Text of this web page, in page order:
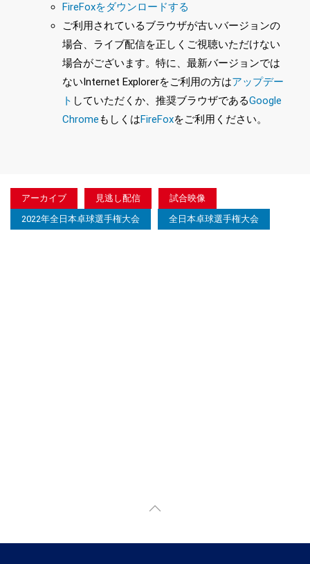
FireFoxをダウンロードする
ご利用されているブラウザが古いバージョンの
場合、ライブ配信を正しくご視聴いただけない
場合がございます。特に、最新バージョンでは
ないInternet Explorerをご利用の方はアップデー
ト していただくか、推奨ブラウザであるGoogle
ChromeもしくはFireFoxをご利用ください。
アーカイブ 見逃し配信
試合映像
2022年全日本卓球選手権大会
全日本卓球選手権大会